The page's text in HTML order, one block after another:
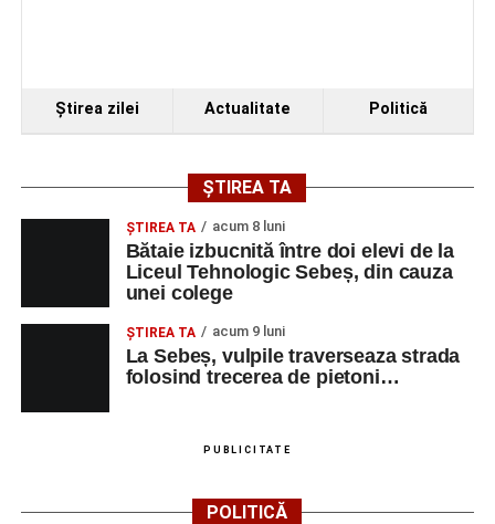
Ştirea zilei Actualitate Politică
ȘTIREA TA
ŞTIREA TA acum 8 luni
Bătaie izbucnită între doi elevi de la
Liceul Tehnologic Sebeș, din cauza
unei colege
ŞTIREA TA acum 9 luni
La Sebeș, vulpile traverseaza strada
folosind trecerea de pietoni…
PUBLICITATE
POLITICĂ